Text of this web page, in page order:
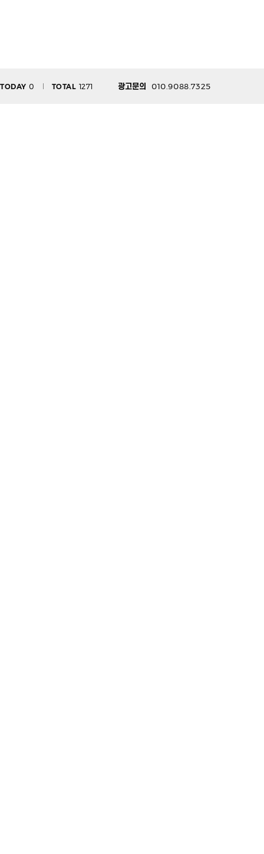
TODAY 0 TOTAL 1271 광고문의 010.9088.7325